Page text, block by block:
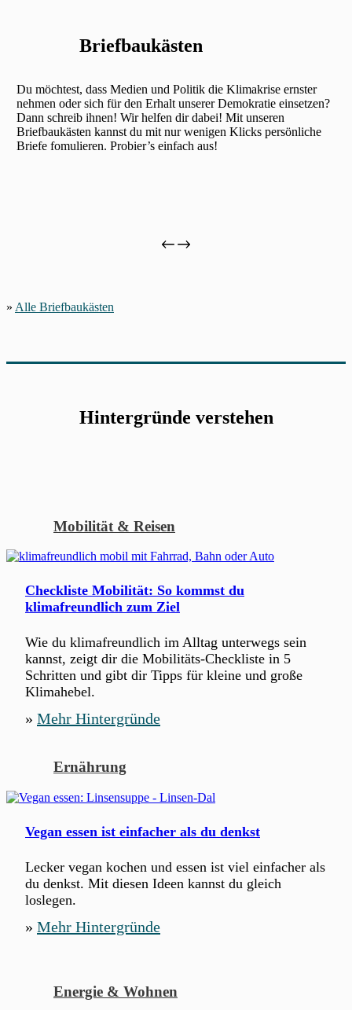
Briefbaukästen
Du möchtest, dass Medien und Politik die Klimakrise ernster
nehmen oder sich für den Erhalt unserer Demokratie einsetzen?
Dann schreib ihnen! Wir helfen dir dabei! Mit unseren
Briefbaukästen kannst du mit nur wenigen Klicks persönliche
Briefe fomulieren. Probier’s einfach aus!
» Alle Briefbaukästen
Hintergründe verstehen
Mobilität & Reisen
Checkliste Mobilität: So kommst du
klimafreundlich zum Ziel
Wie du klimafreundlich im Alltag unterwegs sein
kannst, zeigt dir die Mobilitäts-Checkliste in 5
Schritten und gibt dir Tipps für kleine und große
Klimahebel.
» Mehr Hintergründe
Ernährung
Vegan essen ist einfacher als du denkst
Lecker vegan kochen und essen ist viel einfacher als
du denkst. Mit diesen Ideen kannst du gleich
loslegen.
» Mehr Hintergründe
Energie & Wohnen